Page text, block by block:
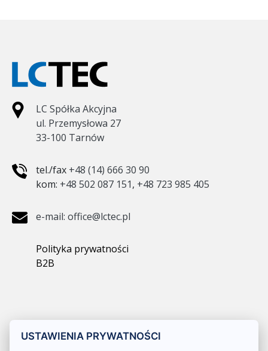
LC Spółka Akcyjna
ul. Przemysłowa 27
33-100 Tarnów
tel./fax +48 (14) 666 30 90
kom: +48 502 087 151, +48 723 985 405
e-mail: office@lctec.pl
Polityka prywatności
B2B
USTAWIENIA PRYWATNOŚCI